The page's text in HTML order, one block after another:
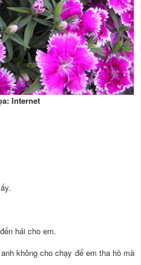
Internet
hái cho em.
không cho chạy để em tha hồ mà